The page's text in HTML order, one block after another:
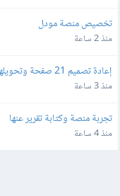
تخصيص منصة مودل
منذ 2 ساعة
إعادة تصميم 21 صفحة وتحويلها إلى React حسب Figma
منذ 3 ساعة
تجربة منصة وكتابة تقرير عنها
منذ 4 ساعة